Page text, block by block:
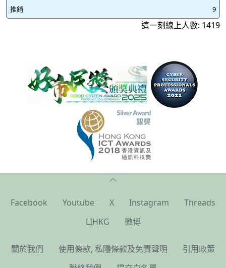
37492531
37492537
37492538
37492543
37492544 37492545
37492546
37492547
37492548 37492549
37492550
37492552
37492554
37492556 37492557
37492560 37492561
37492571
37492572 37492573
37492574
37492576 37492577
推銷
9
這一刻線上人數: 1419
Facebook Youtube X Instagram
Threads
LIHKG
微博
關於我們 使用條款, 私隱條款及免責聲明
引用政策